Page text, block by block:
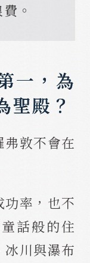
。
一，為
聖殿？
敦不會在
率，也不
話般的住
川與瀑布